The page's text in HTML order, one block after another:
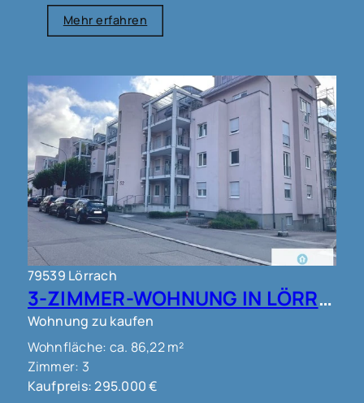
Mehr erfahren
79539 Lörrach
3-ZIMMER-WOHNUNG IN LÖRRACH !!!
Wohnung zu kaufen
Wohnfläche: ca. 86,22 m²
Zimmer: 3
Kaufpreis: 295.000 €